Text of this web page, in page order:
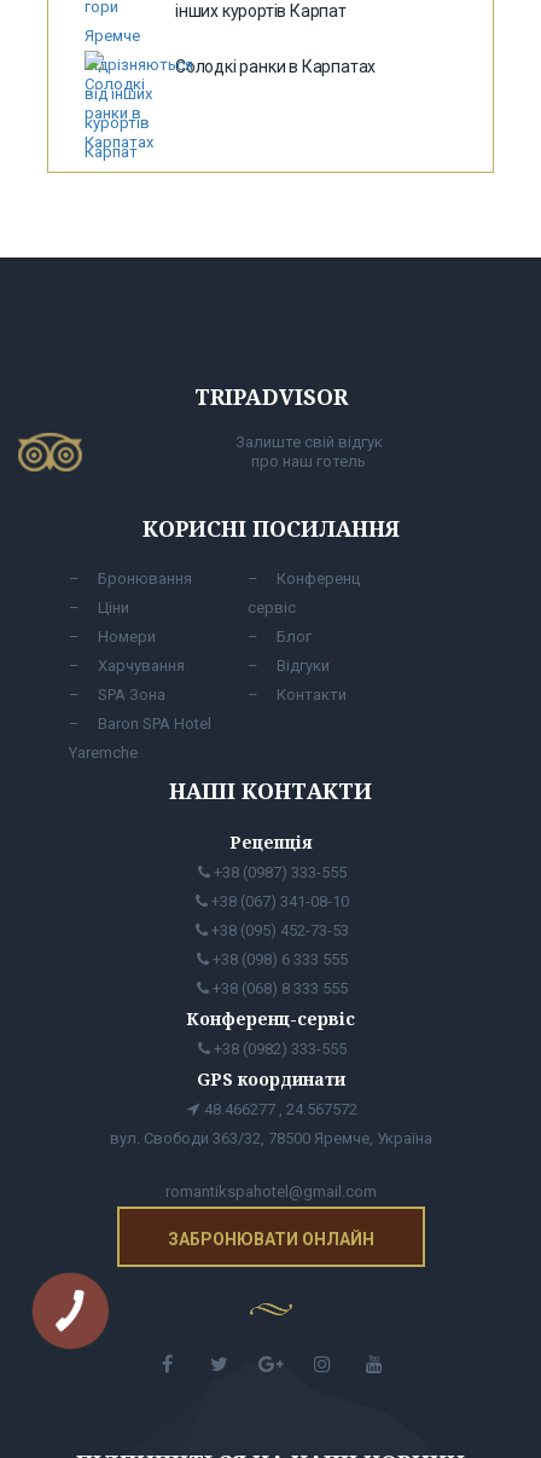
інших курортів Карпат
Солодкі ранки в Карпатах
TRIPADVISOR
Залиште свій відгук
про наш готель
КОРИСНІ ПОСИЛАННЯ
Бронювання
Ціни
Номери
Харчування
SPA Зона
Baron SPA Hotel
Yaremche
Конференц
сервіс
Блог
Відгуки
Контакти
НАШІ КОНТАКТИ
Рецепція
+38 (0987) 333-555
+38 (067) 341-08-10
+38 (095) 452-73-53
+38 (098) 6 333 555
+38 (068) 8 333 555
Конференц-сервіс
+38 (0982) 333-555
GPS координати
48.466277 , 24.567572
вул. Свободи 363/32, 78500 Яремче, Україна
romantikspahotel@gmail.com
ЗАБРОНЮВАТИ ОНЛАЙН